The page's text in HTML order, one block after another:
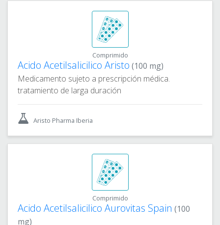
Comprimido
Acido Acetilsalicilico Aristo (100 mg)
Medicamento sujeto a prescripción médica.
tratamiento de larga duración
Aristo Pharma Iberia
Comprimido
Acido Acetilsalicilico Aurovitas Spain (100
mg)